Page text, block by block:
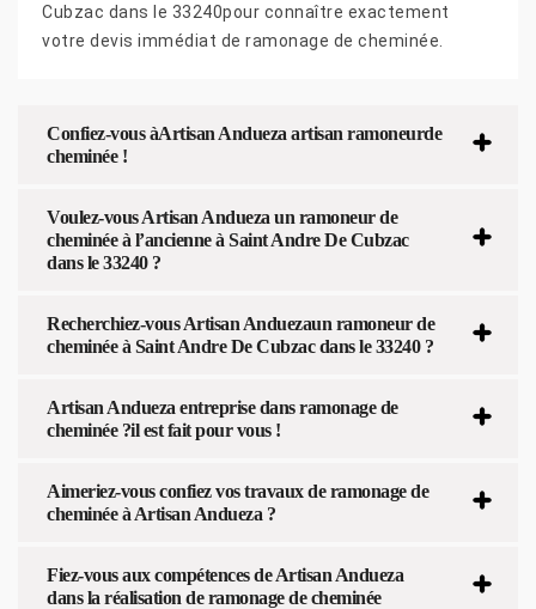
Cubzac dans le 33240pour connaître exactement
votre devis immédiat de ramonage de cheminée.
Confiez-vous àArtisan Andueza artisan ramoneurde
cheminée !
Voulez-vous Artisan Andueza un ramoneur de
cheminée à l’ancienne à Saint Andre De Cubzac
dans le 33240 ?
Recherchiez-vous Artisan Anduezaun ramoneur de
cheminée à Saint Andre De Cubzac dans le 33240 ?
Artisan Andueza entreprise dans ramonage de
cheminée ?il est fait pour vous !
Aimeriez-vous confiez vos travaux de ramonage de
cheminée à Artisan Andueza ?
Fiez-vous aux compétences de Artisan Andueza
dans la réalisation de ramonage de cheminée